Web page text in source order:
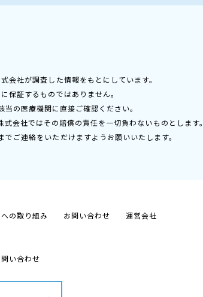
会社が調査した情報をもとにしています。
保証するものではありません。
の医療機関に直接ご確認ください。
会社ではその賠償の責任を一切負わないものとします。
でご連絡をいただけますようお願いいたします。
の取り組み お問い合わせ 運営会社
い合わせ